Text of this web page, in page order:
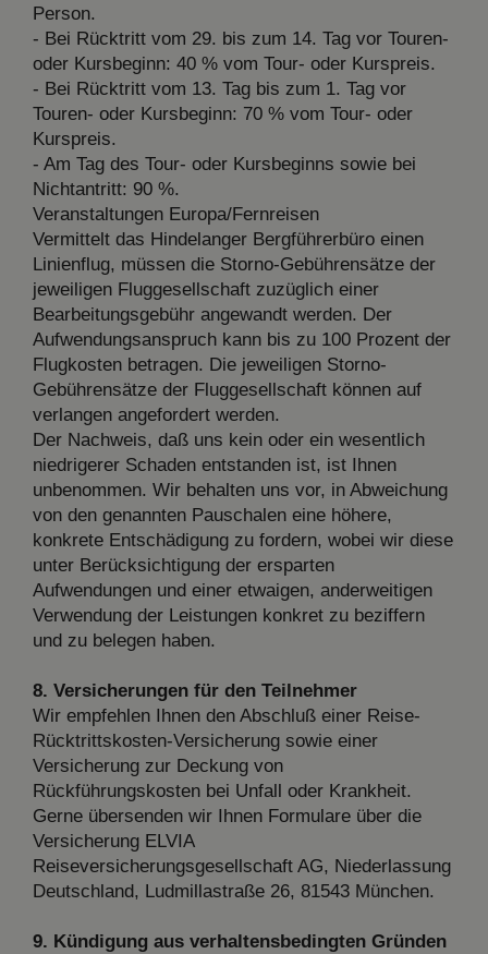
Person.
- Bei Rücktritt vom 29. bis zum 14. Tag vor Touren-
oder Kursbeginn: 40 % vom Tour- oder Kurspreis.
- Bei Rücktritt vom 13. Tag bis zum 1. Tag vor
Touren- oder Kursbeginn: 70 % vom Tour- oder
Kurspreis.
- Am Tag des Tour- oder Kursbeginns sowie bei
Nichtantritt: 90 %.
Veranstaltungen Europa/Fernreisen
Vermittelt das Hindelanger Bergführerbüro einen
Linienflug, müssen die Storno-Gebührensätze der
jeweiligen Fluggesellschaft zuzüglich einer
Bearbeitungsgebühr angewandt werden. Der
Aufwendungsanspruch kann bis zu 100 Prozent der
Flugkosten betragen. Die jeweiligen Storno-
Gebührensätze der Fluggesellschaft können auf
verlangen angefordert werden.
Der Nachweis, daß uns kein oder ein wesentlich
niedrigerer Schaden entstanden ist, ist Ihnen
unbenommen. Wir behalten uns vor, in Abweichung
von den genannten Pauschalen eine höhere,
konkrete Entschädigung zu fordern, wobei wir diese
unter Berücksichtigung der ersparten
Aufwendungen und einer etwaigen, anderweitigen
Verwendung der Leistungen konkret zu beziffern
und zu belegen haben.
8. Versicherungen für den Teilnehmer
Wir empfehlen Ihnen den Abschluß einer Reise-
Rücktrittskosten-Versicherung sowie einer
Versicherung zur Deckung von
Rückführungskosten bei Unfall oder Krankheit.
Gerne übersenden wir Ihnen Formulare über die
Versicherung ELVIA
Reiseversicherungsgesellschaft AG, Niederlassung
Deutschland, Ludmillastraße 26, 81543 München.
9. Kündigung aus verhaltensbedingten Gründen